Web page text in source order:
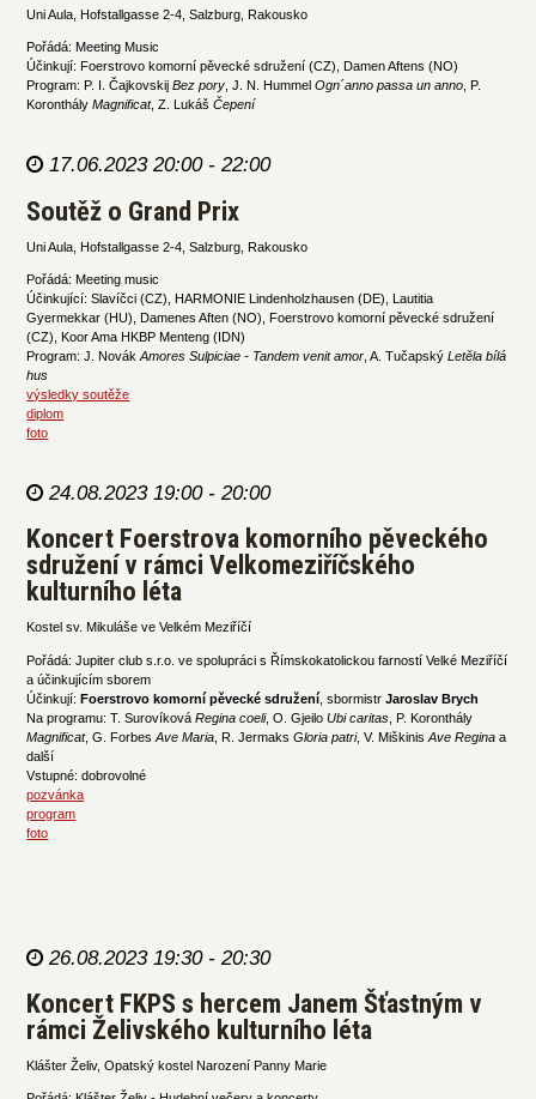
Uni Aula, Hofstallgasse 2-4, Salzburg, Rakousko
Pořádá: Meeting Music
Účinkují: Foerstrovo komorní pěvecké sdružení (CZ), Damen Aftens (NO)
Program: P. I. ČajkovskijBez pory, J. N. HummelOgn´anno passa un anno, P.
KoronthályMagnificat, Z. LukášČepení
17.06.2023 20:00 - 22:00
Soutěž o Grand Prix
Uni Aula, Hofstallgasse 2-4, Salzburg, Rakousko
Pořádá: Meeting music
Účinkující: Slavíčci (CZ), HARMONIE Lindenholzhausen (DE), Lautitia
Gyermekkar (HU), Damenes Aften (NO), Foerstrovo komorní pěvecké sdružení
(CZ), Koor Ama HKBP Menteng (IDN)
Program: J. NovákAmores Sulpiciae - Tandem venit amor , A. TučapskýLetěla bílá
hus
výsledky soutěže
diplom
foto
24.08.2023 19:00 - 20:00
Koncert Foerstrova komorního pěveckého
sdružení v rámci Velkomeziříčského
kulturního léta
Kostel sv. Mikuláše ve Velkém Meziříčí
Pořádá: Jupiter club s.r.o. ve spolupráci s Římskokatolickou farností Velké Meziříčí
a účinkujícím sborem
Účinkují:Foerstrovo komorní pěvecké sdružení , sbormistrJaroslav Brych
Na programu: T. Surovíková Regina coeli, O. GjeiloUbi caritas , P. Koronthály
Magnificat, G. ForbesAve Maria , R. JermaksGloria patri, V. MiškinisAve Regina a
další
Vstupné: dobrovolné
pozvánka
program
foto
26.08.2023 19:30 - 20:30
Koncert FKPS s hercem Janem Šťastným v
rámci Želivského kulturního léta
Klášter Želiv, Opatský kostel Narození Panny Marie